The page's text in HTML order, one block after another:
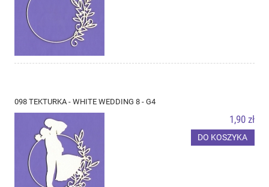
098 TEKTURKA - WHITE WEDDING 8 - G4
1,90 zł
DO KOSZYKA